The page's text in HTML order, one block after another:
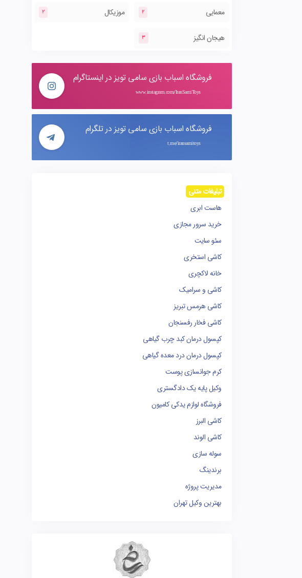
معمایی 2 موزیکال 2
هیجان انگیز 3
فروشگاه اسباب بازی سامی تویز در اینستاگرام
www.instagram.com/IranSamiToys
فروشگاه اسباب بازی سامی تویز در تلگرام
t.me/iransamitoys
تبلیغات متنی
هاست ابری
خرید سرور مجازی
سئو سایت
کاشی استخری
خانه لاکچری
کاشی و سرامیک
کاشی هرمس تبریز
کاشی فخار رفسنجان
کپسول درمان کبد چرب گیاهی
کپسول درمان درد معده گیاهی
کرم جوانسازی پوست
وکیل پایه یک دادگستری
فروشگاه لوازم یدکی کامیون
کاشی البرز
کاشی الوند
سوله سازی
برندینگ
مدیریت پروژه
بهترین وکیل تهران